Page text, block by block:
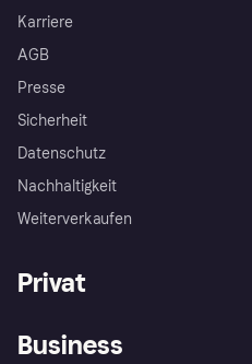
Karriere
AGB
Presse
Sicherheit
Datenschutz
Nachhaltigkeit
Weiterverkaufen
Privat
Business